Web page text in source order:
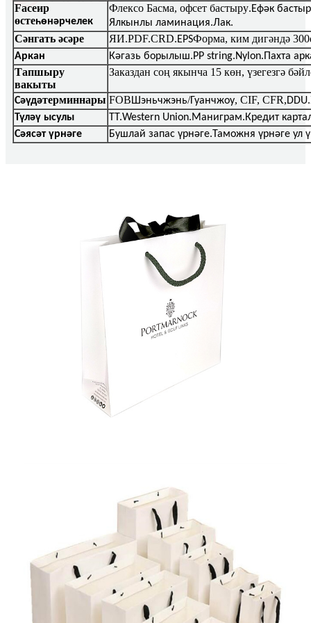
Faceир
өстеһөнәрчелек
Флексо Басма, офсет бастыру.Ефәк
Ялкынлы ламинация.Лак.
Сәнгать әсәре ЯИ.PDF.CRD.EPSФорма, ким дигәндә
Аркан Кәгазь борылыш.PP string.Nylon.Пахта
Тапшыру
вакыты
Заказдан соң якынча 15 көн, үзегезгә
Сәүдәтерминнары FOBШэньчжэнь/Гуанчжоу, CIF, CFR,DDU.
Түләү ысулы
ТТ.Western Union.Маниграм.Кредит
Сәясәт үрнәге
Бушлай запас үрнәге.Таможня үрнәге ул